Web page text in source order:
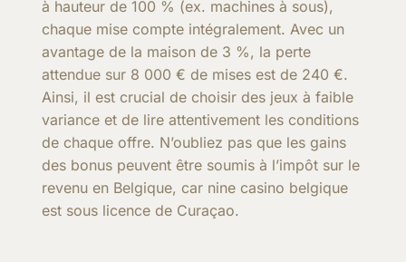
à hauteur de 100 % (ex. machines à sous),
chaque mise compte intégralement. Avec un
avantage de la maison de 3 %, la perte
attendue sur 8 000 € de mises est de 240 €.
Ainsi, il est crucial de choisir des jeux à faible
variance et de lire attentivement les conditions
de chaque offre. N’oubliez pas que les gains
des bonus peuvent être soumis à l’impôt sur le
revenu en Belgique, car nine casino belgique
est sous licence de Curaçao.